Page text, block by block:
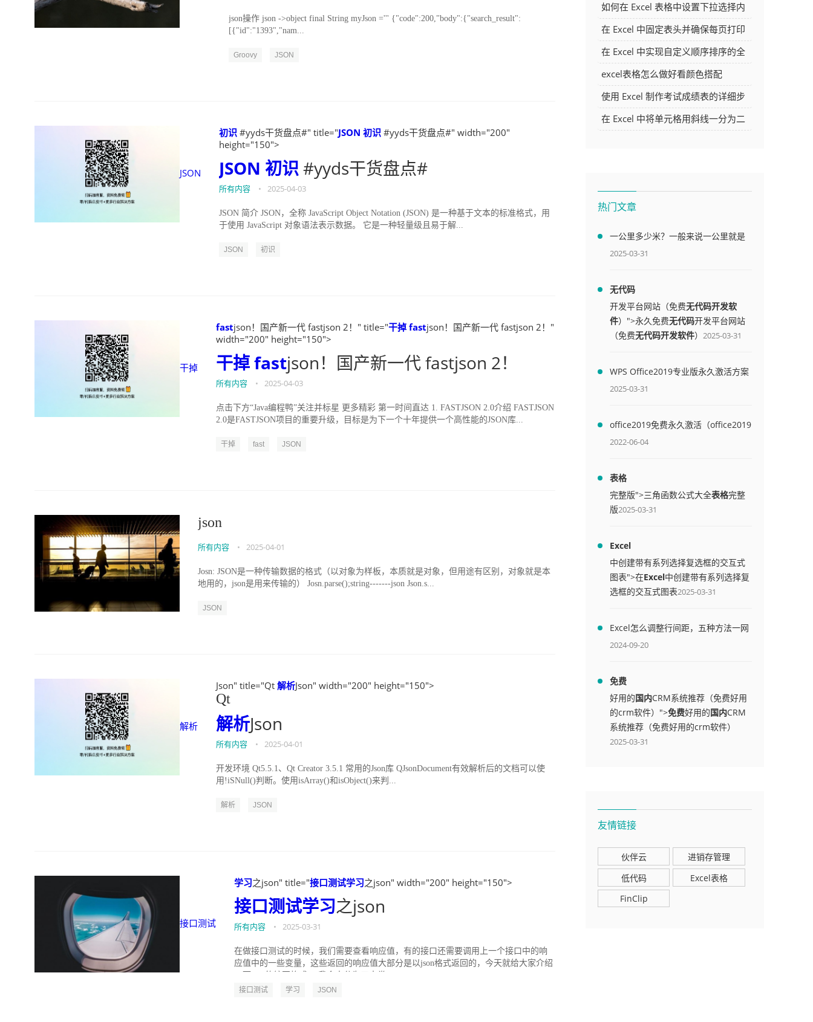
json操作 json -˃object final String myJson =''' {"code":200,"body":{"search_result":
[{"id":"1393","nam...
Groovy JSON
JSON
初识 #yyds干货盘点#" title="JSON 初识 #yyds干货盘点#" width="200"
height="150">
JSON 初识#yyds干货盘点#
所有内容 • 2025-04-03
JSON 简介 JSON，全称 JavaScript Object Notation (JSON) 是一种基于文本的标准格式，用
于使用 JavaScript 对象语法表示数据。 它是一种轻量级且易于解...
JSON 初识
干掉
fastjson！国产新一代 fastjson 2！" title="干掉 fastjson！国产新一代 fastjson 2！"
width="200" height="150">
干掉fastjson！国产新一代 fastjson 2！
所有内容 • 2025-04-03
点击下方“Java编程鸭”关注并标星 更多精彩 第一时间直达 1. FASTJSON 2.0介绍 FASTJSON
2.0是FASTJSON项目的重要升级，目标是为下一个十年提供一个高性能的JSON库...
干掉 fast JSON
json
所有内容 • 2025-04-01
Josn: JSON是一种传输数据的格式（以对象为样板，本质就是对象，但用途有区别，对象就是本
地用的，json是用来传输的） Josn.parse();string-------json Json.s...
JSON
解析
Json" title="Qt 解析Json" width="200" height="150">
Qt
解析Json
所有内容 • 2025-04-01
开发环境 Qt5.5.1、Qt Creator 3.5.1 常用的Json库 QJsonDocument有效解析后的文档可以使
用!iSNull()判断。使用isArray()和isObject()来判...
解析 JSON
接口测试
学习之json" title="接口测试学习之json" width="200" height="150">
接口测试学习之json
所有内容 • 2025-03-31
在做接口测试的时候，我们需要查看响应值，有的接口还需要调用上一个接口中的响
应值中的一些变量，这些返回的响应值大部分是以json格式返回的，今天就给大家介绍
接口测试 学习 JSON
如何在 Excel 表格中设置下拉选择内
容
在 Excel 中固定表头并确保每页打印
时都显示表头的方法详解
在 Excel 中实现自定义顺序排序的全
面指南
excel表格怎么做好看颜色搭配
使用 Excel 制作考试成绩表的详细步
骤及技巧
在 Excel 中将单元格用斜线一分为二
热门文章
一公里多少米？一般来说一公里就是
1000米
2025-03-31
无代码
开发平台网站（免费无代码开发软
件）">永久免费无代码开发平台网站
（免费无代码开发软件） 2025-03-31
WPS Office2019专业版永久激活方案
(附终身授权序列号)
2025-03-31
office2019免费永久激活（office2019
免费永久激活码）
2022-06-04
表格
完整版">三角函数公式大全表格完整
版2025-03-31
Excel
中创建带有系列选择复选框的交互式
图表">在Excel中创建带有系列选择复
选框的交互式图表2025-03-31
Excel怎么调整行间距，五种方法一网
打尽
2024-09-20
免费
好用的国内CRM系统推荐（免费好用
的crm软件）">免费好用的国内CRM
系统推荐（免费好用的crm软件）
2025-03-31
友情链接
伙伴云
进销存管理
低代码
Excel表格
FinClip